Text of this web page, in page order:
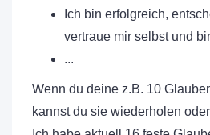
Ich bin erfolgreich,
vertraue mir selbst und
...
Wenn du deine z.B. 10
kannst du sie wiederholen